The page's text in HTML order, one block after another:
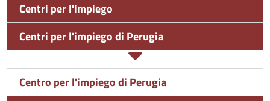
Centri per l'impiego
Centri per l'impiego di Perugia
Centro per l'impiego di Perugia